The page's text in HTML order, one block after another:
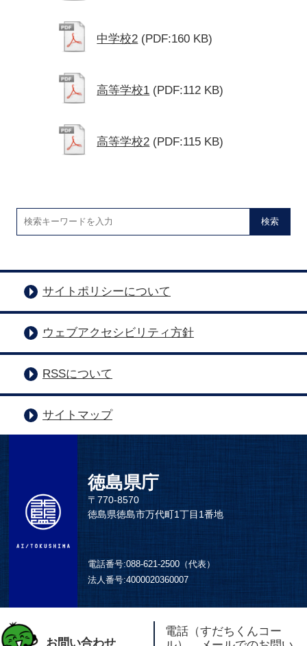
中学校2 (PDF:160 KB)
高等学校1 (PDF:112 KB)
高等学校2 (PDF:115 KB)
検索
サイトポリシーについて
ウェブアクセシビリティ方針
RSSについて
サイトマップ
徳島県庁
〒770-8570
徳島県徳島市万代町1丁目1番地
電話番号:088-621-2500（代表）
法人番号:4000020360007
お問い合わせ
電話（すだちくんコー